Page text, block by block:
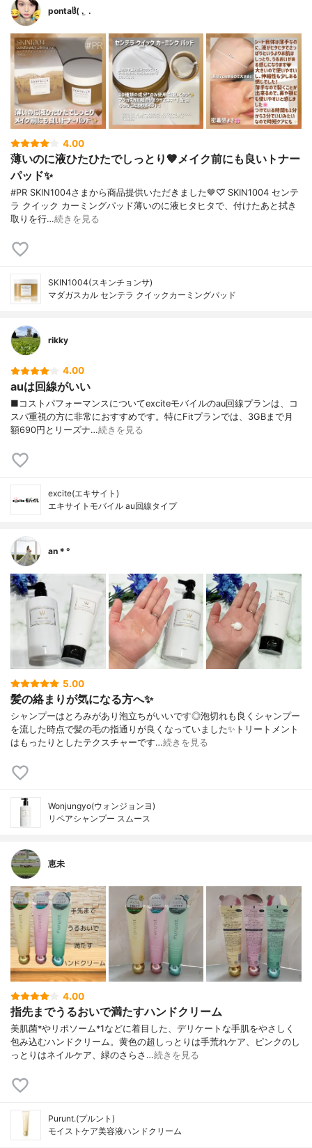
pontaჱ̒( . ̫ .
4.00
薄いのに液ひたひたでしっとり🤎メイク前にも良いトナー
パッド✨️
#PR SKIN1004さまから商品提供いただきました🤎♡⃛ SKIN1004 センテ
ラ クイック カーミングパッド薄いのに液ヒタヒタで、付けたあと拭き
取りを行…続きを見る
SKIN1004(スキンチョンサ)
マダガスカル センテラ クイックカーミングパッド
rikky
4.00
auは回線がいい
■コストパフォーマンスについてexciteモバイルのau回線プランは、コ
スパ重視の方に非常におすすめです。特にFitプランでは、3GBまで月
額690円とリーズナ…続きを見る
excite(エキサイト)
エキサイトモバイル au回線タイプ
an＊°
5.00
髪の絡まりが気になる方へ✨
シャンプーはとろみがあり泡立ちがいいです◎泡切れも良くシャンプー
を流した時点で髪の毛の指通りが良くなっていました✨トリートメント
はもったりとしたテクスチャーです…続きを見る
Wonjungyo(ウォンジョンヨ)
リペアシャンプー スムース
恵未
4.00
指先までうるおいで満たすハンドクリーム
美肌菌*やリポソーム*1などに着目した、デリケートな手肌をやさしく
包み込むハンドクリーム。黄色の超しっとりは手荒れケア、ピンクのし
っとりはネイルケア、緑のさらさ…続きを見る
Purunt.(プルント)
モイストケア美容液ハンドクリーム